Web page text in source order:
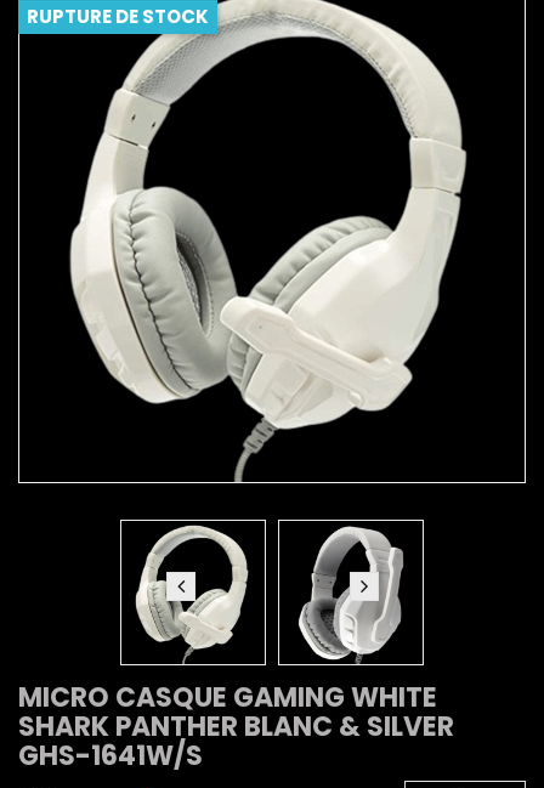
RUPTURE DE STOCK
MICRO CASQUE GAMING WHITE
SHARK PANTHER BLANC & SILVER
GHS-1641W/S